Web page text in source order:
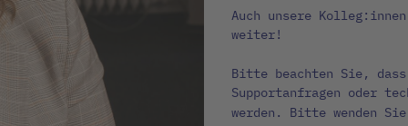
Auch unsere
weiter!
Bitte beachten Sie,
Supportanfragen oder
werden. Bitte wenden